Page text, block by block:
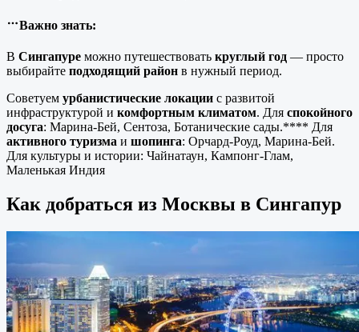
Важно знать:
В Сингапуре можно путешествовать круглый год — просто
выбирайте подходящий район в нужный период.
Советуем урбанистические локации с развитой
инфраструктурой и комфортным климатом. Для спокойного
досуга: Марина-Бей, Сентоза, Ботанические сады.**** Для
активного туризма и шопинга: Орчард-Роуд, Марина-Бей.
Для культуры и истории: Чайнатаун, Кампонг-Глам,
Маленькая Индия
Как добраться из Москвы в Сингапур